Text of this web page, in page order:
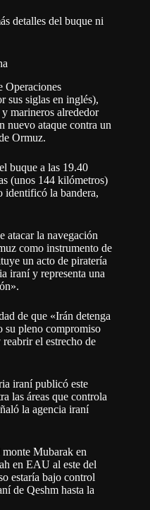
detalles del buque ni
Operaciones
siglas en inglés),
marineros alrededor
nuevo ataque contra un
Ormuz.
buque a las 19.40
(unos 144 kilómetros)
identificó la bandera,
atacar la navegación
como instrumento de
un acto de piratería
iraní y representa una
de que «Irán detenga
su pleno compromiso
el estrecho de
iraní publicó este
las áreas que controla
la agencia iraní
Mubarak en
en EAU al este del
estaría bajo control
de Qeshm hasta la